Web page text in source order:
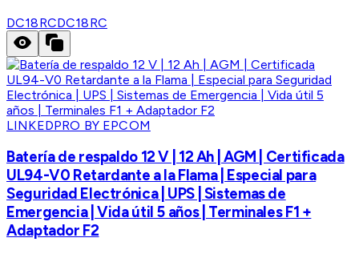
DC18RCDC18RC
LINKEDPRO BY EPCOM
Batería de respaldo 12 V | 12 Ah | AGM | Certificada
UL94-V0 Retardante a la Flama | Especial para
Seguridad Electrónica | UPS | Sistemas de
Emergencia | Vida útil 5 años | Terminales F1 +
Adaptador F2